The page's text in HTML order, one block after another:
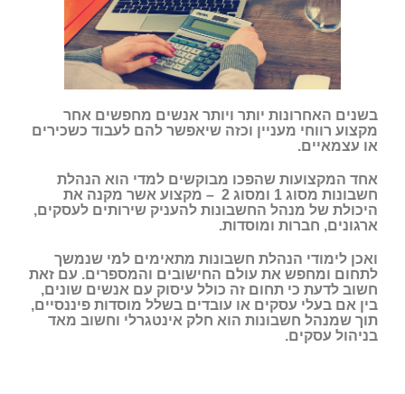
בשנים האחרונות יותר ויותר אנשים מחפשים אחר
מקצוע רווחי מעניין וכזה שיאפשר להם לעבוד כשכירים
או עצמאיים.
אחד המקצועות שהפכו מבוקשים למדי הוא הנהלת
חשבונות מסוג 1 ומסוג 2 – מקצוע אשר מקנה את
היכולת של מנהל החשבונות להעניק שירותים לעסקים,
ארגונים, חברות ומוסדות.
ואכן לימודי הנהלת חשבונות מתאימים למי שנמשך
לתחום ומחפש את עולם החישובים והמספרים. עם זאת
חשוב לדעת כי תחום זה כולל עיסוק עם אנשים שונים,
בין אם בעלי עסקים או עובדים בשלל מוסדות פיננסיים,
תוך שמנהל חשבונות הוא חלק אינטגרלי וחשוב מאד
בניהול עסקים.